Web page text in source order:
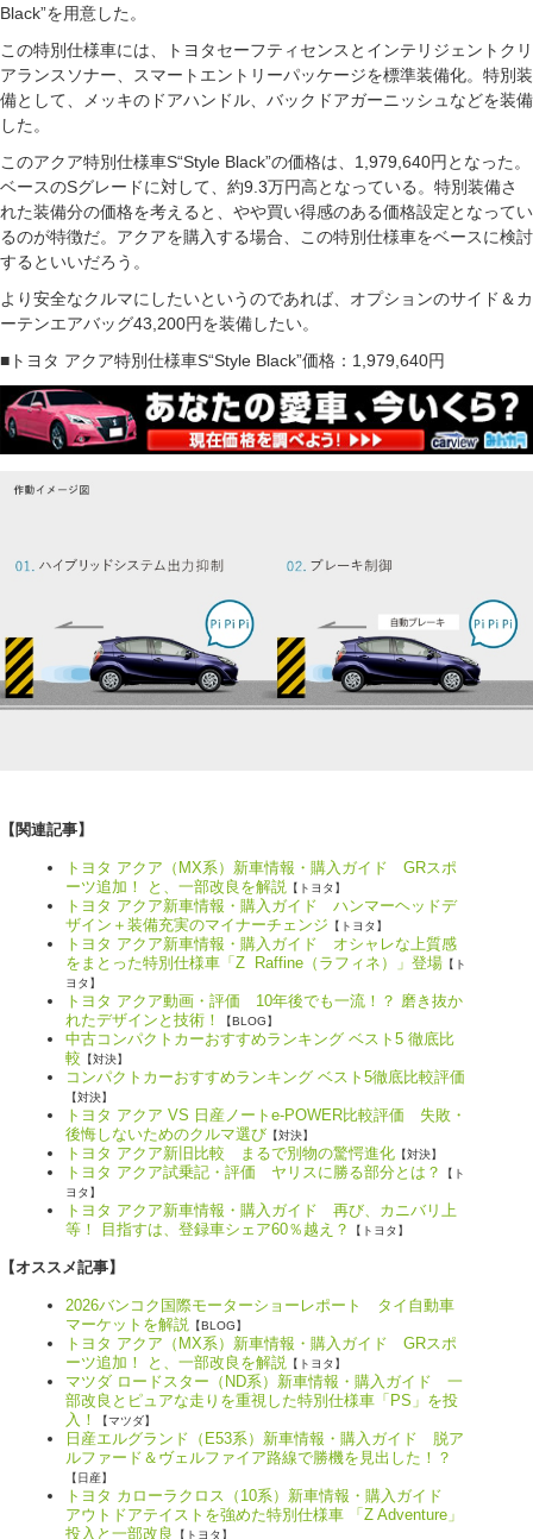
Black”を用意した。
この特別仕様車には、トヨタセーフティセンスとインテリジェントクリ
アランスソナー、スマートエントリーパッケージを標準装備化。特別装
備として、メッキのドアハンドル、バックドアガーニッシュなどを装備
した。
このアクア特別仕様車S“Style Black”の価格は、1,979,640円となった。
ベースのSグレードに対して、約9.3万円高となっている。特別装備さ
れた装備分の価格を考えると、やや買い得感のある価格設定となってい
るのが特徴だ。アクアを購入する場合、この特別仕様車をベースに検討
するといいだろう。
より安全なクルマにしたいというのであれば、オプションのサイド＆カ
ーテンエアバッグ43,200円を装備したい。
■トヨタ アクア特別仕様車S“Style Black”価格：1,979,640円
【関連記事】
トヨタ アクア（MX系）新車情報・購入ガイド GRスポ
ーツ追加！ と、一部改良を解説
【トヨタ】
トヨタ アクア新車情報・購入ガイド ハンマーヘッドデ
ザイン＋装備充実のマイナーチェンジ 【トヨタ】
トヨタ アクア新車情報・購入ガイド オシャレな上質感
をまとった特別仕様車「Z Raffine（ラフィネ）」登場 【ト
ヨタ】
トヨタ アクア動画・評価 10年後でも一流！？ 磨き抜か
れたデザインと技術！
【BLOG】
中古コンパクトカーおすすめランキング ベスト5 徹底比
較 【対決】
コンパクトカーおすすめランキング ベスト5徹底比較評価
【対決】
トヨタ アクア VS 日産ノートe-POWER比較評価 失敗・
後悔しないためのクルマ選び 【対決】
トヨタ アクア新旧比較 まるで別物の驚愕進化 【対決】
トヨタ アクア試乗記・評価 ヤリスに勝る部分とは？
【ト
ヨタ】
トヨタ アクア新車情報・購入ガイド 再び、カニバリ上
等！ 目指すは、登録車シェア60％越え？
【トヨタ】
【オススメ記事】
2026バンコク国際モーターショーレポート タイ自動車
マーケットを解説
【BLOG】
トヨタ アクア（MX系）新車情報・購入ガイド GRスポ
ーツ追加！ と、一部改良を解説
【トヨタ】
マツダ ロードスター（ND系）新車情報・購入ガイド 一
部改良とピュアな走りを重視した特別仕様車「PS」を投
入！
【マツダ】
日産エルグランド（E53系）新車情報・購入ガイド 脱ア
ルファード＆ヴェルファイア路線で勝機を見出した！？
【日産】
トヨタ カローラクロス（10系）新車情報・購入ガイド
アウトドアテイストを強めた特別仕様車 「Z Adventure」
投入と一部改良
【トヨタ】